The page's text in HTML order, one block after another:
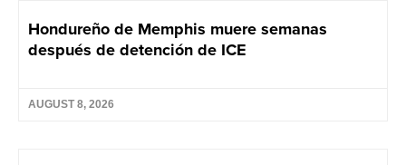
Hondureño de Memphis muere semanas
después de detención de ICE
AUGUST 8, 2026